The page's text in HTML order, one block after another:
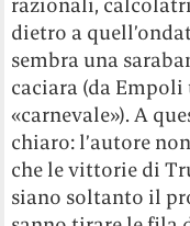
razionali,
dietro a
sembra una
caciara (da
«carnevale»). A
chiaro: l’autore
che le vittorie di
siano soltanto il